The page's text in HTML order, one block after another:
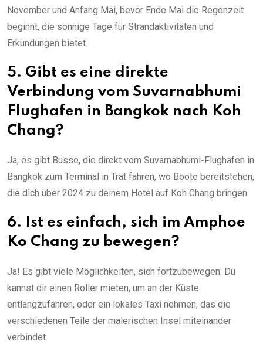
November und Anfang Mai, bevor Ende Mai die Regenzeit
beginnt, die sonnige Tage für Strandaktivitäten und
Erkundungen bietet.
5. Gibt es eine direkte
Verbindung vom Suvarnabhumi
Flughafen in Bangkok nach Koh
Chang?
Ja, es gibt Busse, die direkt vom Suvarnabhumi-Flughafen in
Bangkok zum Terminal in Trat fahren, wo Boote bereitstehen,
die dich über 2024 zu deinem Hotel auf Koh Chang bringen.
6. Ist es einfach, sich im Amphoe
Ko Chang zu bewegen?
Ja! Es gibt viele Möglichkeiten, sich fortzubewegen: Du
kannst dir einen Roller mieten, um an der Küste
entlangzufahren, oder ein lokales Taxi nehmen, das die
verschiedenen Teile der malerischen Insel miteinander
verbindet.